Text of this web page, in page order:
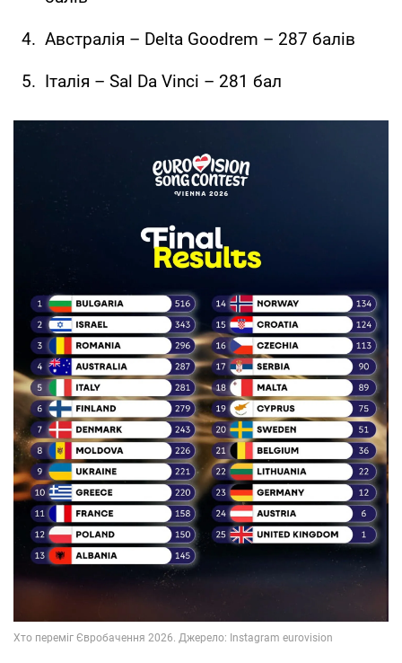
Австралія – Delta Goodrem – 287 балів
Італія – Sal Da Vinci – 281 бал